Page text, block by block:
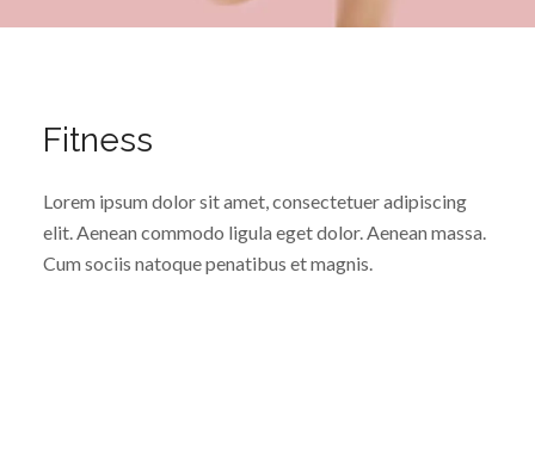
Fitness
Lorem ipsum dolor sit amet, consectetuer adipiscing
elit. Aenean commodo ligula eget dolor. Aenean massa.
Cum sociis natoque penatibus et magnis.